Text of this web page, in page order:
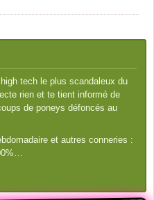
tech le plus scandaleux du
rien et te tient informé de
de poneys défoncés au
et autres conneries :